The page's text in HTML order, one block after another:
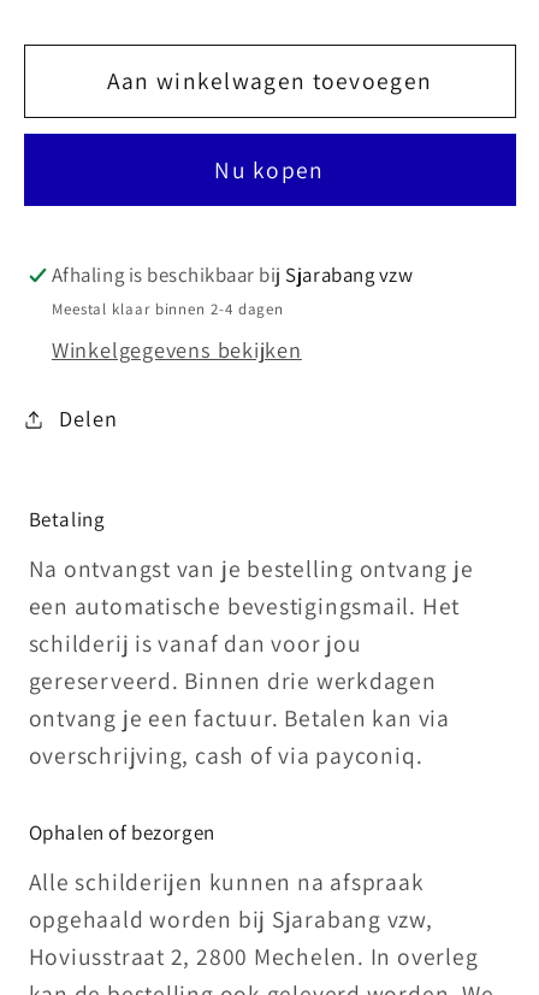
Aan winkelwagen toevoegen
Nu kopen
Afhaling is beschikbaar bij Sjarabang vzw
Meestal klaar binnen 2-4 dagen
Winkelgegevens bekijken
Delen
Betaling
Na ontvangst van je bestelling ontvang je
een automatische bevestigingsmail. Het
schilderij is vanaf dan voor jou
gereserveerd. Binnen drie werkdagen
ontvang je een factuur. Betalen kan via
overschrijving, cash of via payconiq.
Ophalen of bezorgen
Alle schilderijen kunnen na afspraak
opgehaald worden bij Sjarabang vzw,
Hoviusstraat 2, 2800 Mechelen. In overleg